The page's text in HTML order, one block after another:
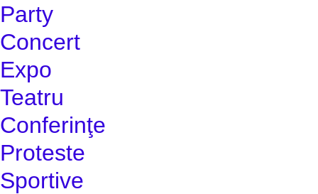
Party
Concert
Expo
Teatru
Conferinţe
Proteste
Sportive